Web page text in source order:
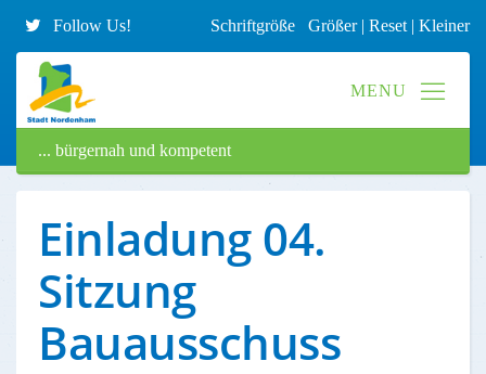
Follow Us! Schriftgröße Größer| Reset | Kleiner
... bürgernah und kompetent
Einladung 04.
Sitzung
Bauausschuss